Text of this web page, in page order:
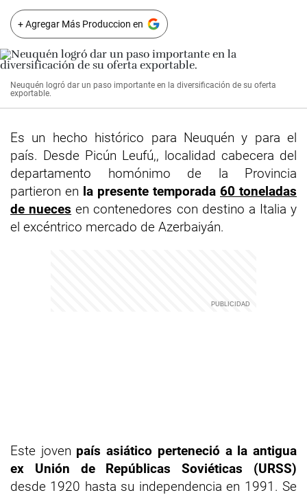
+ Agregar Más Produccion en
Neuquén logró dar un paso importante en la diversificación de su oferta
exportable.
Es un hecho histórico para Neuquén y para el
país. Desde Picún Leufú,, localidad cabecera del
departamento homónimo de la Provincia
partieron en la presente temporada 60 toneladas
de nueces en contenedores con destino a Italia y
el excéntrico mercado de Azerbaiyán.
Este joven país asiático perteneció a la antigua
ex Unión de Repúblicas Soviéticas (URSS)
desde 1920 hasta su independencia en 1991. Se